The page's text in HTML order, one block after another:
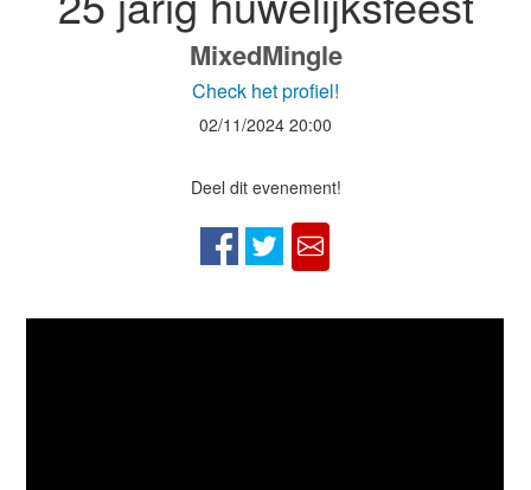
MixedMingle
Check het profiel!
02/11/2024 20:00
Deel dit evenement!